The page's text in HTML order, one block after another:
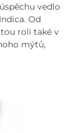
vedlo
Od
roli také v
mýtů,